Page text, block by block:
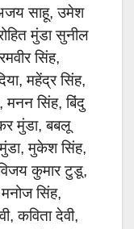
अजय साहू, उमेश
मुंडा सुनील
सिंह,
महेंद्र सिंह,
मनन सिंह, बिंदु
मुंडा, बबलू
मुकेश सिंह,
कुमार टुडू,
सिंह,
कविता देवी,